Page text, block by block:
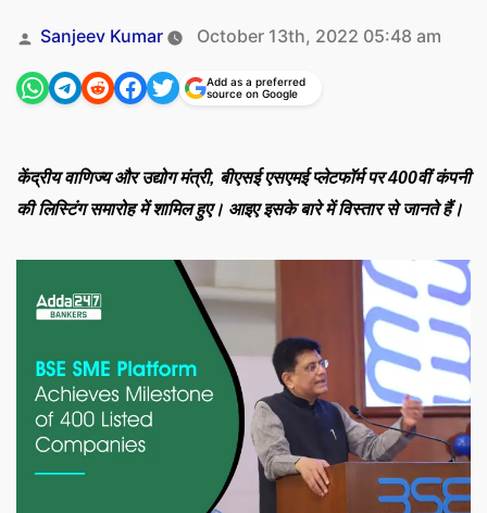
Posted
Sanjeev Kumar October 13th, 2022 05:48 am
Add as a preferred
source on Google
केंद्रीय वाणिज्य और उद्योग मंत्री, बीएसई एसएमई प्लेटफॉर्म पर 400वीं कंपनी
की लिस्टिंग समारोह में शामिल हुए। आइए इसके बारे में विस्तार से जानते हैं।